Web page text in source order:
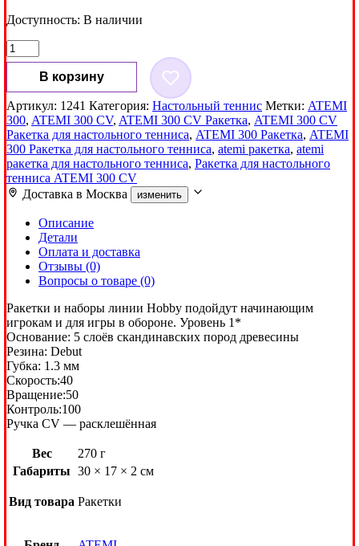
Доступность: В наличии
Количество
товара
Ракетка
для
настольного
тенниса
ATEMI
300
CV
В корзину
Артикул: 1241 Категория: Настольный теннис Метки: ATEMI
300, ATEMI 300 CV, ATEMI 300 CV Ракетка, ATEMI 300 CV
Ракетка для настольного тенниса, ATEMI 300 Ракетка, ATEMI
300 Ракетка для настольного тенниса, atemi ракетка, atemi
ракетка для настольного тенниса, Ракетка для настольного
тенниса ATEMI 300 CV
Доставка в Москва изменить
Описание
Детали
Оплата и доставка
Отзывы (0)
Вопросы о товаре (0)
Ракетки и наборы линии Hobby подойдут начинающим
игрокам и для игры в обороне. Уровень 1*
Основание: 5 слоёв скандинавских пород древесины
Резина: Debut
Губка: 1.3 мм
Скорость:40
Вращение:50
Контроль:100
Ручка CV — расклешённая
Вес
270 г
Габариты 30 × 17 × 2 см
Вид товара Ракетки